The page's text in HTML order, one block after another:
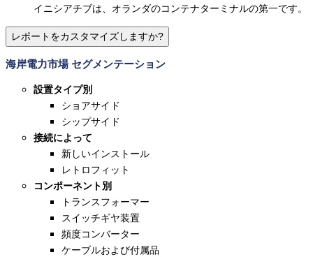
イニシアチブは、オランダのコンテナターミナルの第一です。
レポートをカスタマイズしますか?
海岸電力市場 セグメンテーション
設置タイプ別
ショアサイド
シップサイド
接続によって
新しいインストール
レトロフィット
コンポーネント別
トランスフォーマー
スイッチギヤ装置
頻度コンバーター
ケーブルおよび付属品